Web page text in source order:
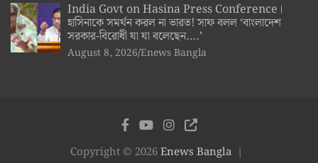
India Govt on Hasina Press Conference।
হাসিনাকে সমর্থন করল না ভারত! সাফ বলল ‘বাংলাদেশ
সরকার-বিরোধী যা যা বলেছেন….’
August 8, 2026 Enews Bangla
Copyright © 2026Enews Bangla